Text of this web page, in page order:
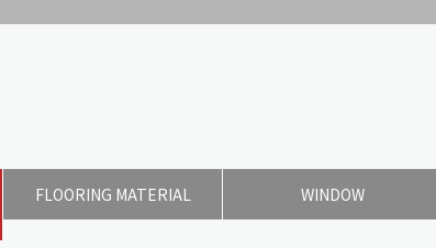
FLOORING MATERIAL WINDOW